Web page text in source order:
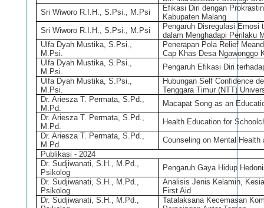
Sri Wiworo R.I.H., S.Psi., M.Psi
Efikasi Diri dengan
Kabupaten Malang
Sri Wiworo R.I.H., S.Psi., M.Psi
Pengaruh Disregulasi Emosi
dalam Menghadapi Perilaku
Ulfa Dyah Mustika, S.Psi.,
M.Psi.
Penerapan Pola Relief
Cap Khas Desa Ngawonggo
Ulfa Dyah Mustika, S.Psi.,
M.Psi.
Pengaruh Efikasi Diri
Ulfa Dyah Mustika, S.Psi.,
M.Psi.
Hubungan Self Confidence
Tenggara Timur (NTT)
Dr. Ariesza T. Permata, S.Pd.,
M.Pd.
Macapat Song as an
Dr. Ariesza T. Permata, S.Pd.,
M.Pd.
Health Education for
Dr. Ariesza T. Permata, S.Pd.,
M.Pd.
Counseling on Mental
Publikasi - 2024
Dr. Sudjiwanati, S.H., M.Pd.,
Psikolog
Pengaruh Gaya Hidup
Dr. Sudjiwanati, S.H., M.Pd.,
Psikolog
Analisis Jenis Kelamin,
First Aid
Dr. Sudjiwanati, S.H., M.Pd.,
Tatalaksana Kecemasan